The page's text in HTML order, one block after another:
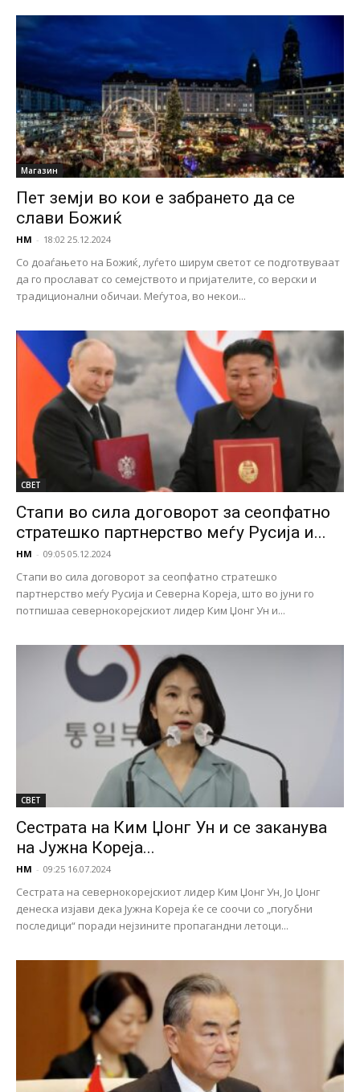
Магазин
Пет земји во кои е забрането да се
слави Божиќ
НМ - 18:02 25.12.2024
Со доаѓањето на Божиќ, луѓето ширум светот се подготвуваат
да го прослават со семејството и пријателите, со верски и
традиционални обичаи. Меѓутоа, во некои...
СВЕТ
Стапи во сила договорот за сеопфатно
стратешко партнерство меѓу Русија и...
НМ - 09:05 05.12.2024
Стапи во сила договорот за сеопфатно стратешко
партнерство меѓу Русија и Северна Кореја, што во јуни го
потпишаа севернокорејскиот лидер Ким Џонг Ун и...
СВЕТ
Сестрата на Ким Џонг Ун и се заканува
на Јужна Кореја...
НМ - 09:25 16.07.2024
Сестрата на севернокорејскиот лидер Ким Џонг Ун, Јо Џонг
денеска изјави дека Јужна Кореја ќе се соочи со „погубни
последици“ поради нејзините пропагандни летоци...